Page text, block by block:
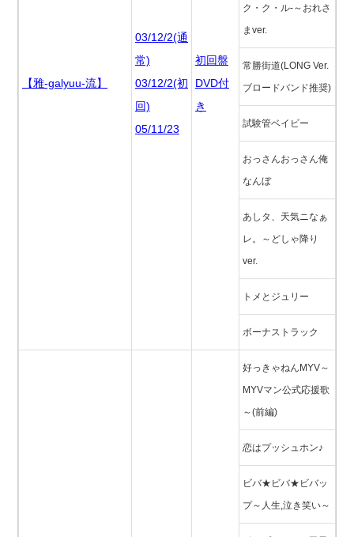
【雅-galyuu-流】
03/12/2(通
常)
03/12/2(初
回)
05/11/23
初回盤
DVD付
き
ク・ク・ル-～おれさ
まver.
常勝街道(LONG Ver.
ブロードバンド推奨)
試験管ベイビー
おっさんおっさん俺
なんぼ
あしタ、天気ニなぁ
レ。～どしゃ降り
ver.
トメとジュリー
ボーナストラック
好っきゃねんMYV～
MYVマン公式応援歌
～(前編)
恋はプッシュホン♪
ビバ★ビバ★ビバッ
プ～人生,泣き笑い～